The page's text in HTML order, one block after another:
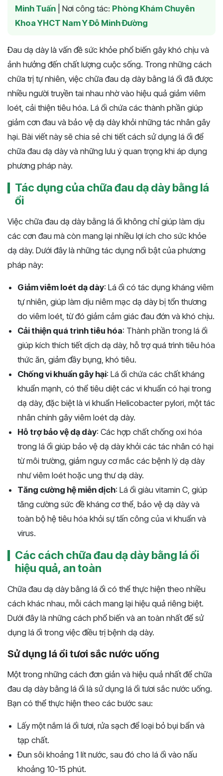
Minh Tuấn
Nơi công tác: Phòng Khám Chuyên
Khoa YHCT Nam Y Đỗ Minh Đường
Đau dạ dày là vấn đề sức khỏe phổ biến gây khó chịu và
ảnh hưởng đến chất lượng cuộc sống. Trong những cách
chữa trị tự nhiên, việc chữa đau dạ dày bằng lá ổi đã được
nhiều người truyền tai nhau nhờ vào hiệu quả giảm viêm
loét, cải thiện tiêu hóa. Lá ổi chứa các thành phần giúp
giảm cơn đau và bảo vệ dạ dày khỏi những tác nhân gây
hại. Bài viết này sẽ chia sẻ chi tiết cách sử dụng lá ổi để
chữa đau dạ dày và những lưu ý quan trọng khi áp dụng
phương pháp này.
Tác dụng của chữa đau dạ dày bằng lá
ổi
Việc chữa đau dạ dày bằng lá ổi không chỉ giúp làm dịu
các cơn đau mà còn mang lại nhiều lợi ích cho sức khỏe
dạ dày. Dưới đây là những tác dụng nổi bật của phương
pháp này:
Giảm viêm loét dạ dày: Lá ổi có tác dụng kháng viêm
tự nhiên, giúp làm dịu niêm mạc dạ dày bị tổn thương
do viêm loét, từ đó giảm cảm giác đau đớn và khó chịu.
Cải thiện quá trình tiêu hóa: Thành phần trong lá ổi
giúp kích thích tiết dịch dạ dày, hỗ trợ quá trình tiêu hóa
thức ăn, giảm đầy bụng, khó tiêu.
Chống vi khuẩn gây hại: Lá ổi chứa các chất kháng
khuẩn mạnh, có thể tiêu diệt các vi khuẩn có hại trong
dạ dày, đặc biệt là vi khuẩn Helicobacter pylori, một tác
nhân chính gây viêm loét dạ dày.
Hỗ trợ bảo vệ dạ dày: Các hợp chất chống oxi hóa
trong lá ổi giúp bảo vệ dạ dày khỏi các tác nhân có hại
từ môi trường, giảm nguy cơ mắc các bệnh lý dạ dày
như viêm loét hoặc ung thư dạ dày.
Tăng cường hệ miễn dịch: Lá ổi giàu vitamin C, giúp
tăng cường sức đề kháng cơ thể, bảo vệ dạ dày và
toàn bộ hệ tiêu hóa khỏi sự tấn công của vi khuẩn và
virus.
Các cách chữa đau dạ dày bằng lá ổi
hiệu quả, an toàn
Chữa đau dạ dày bằng lá ổi có thể thực hiện theo nhiều
cách khác nhau, mỗi cách mang lại hiệu quả riêng biệt.
Dưới đây là những cách phổ biến và an toàn nhất để sử
dụng lá ổi trong việc điều trị bệnh dạ dày.
Sử dụng lá ổi tươi sắc nước uống
Một trong những cách đơn giản và hiệu quả nhất để chữa
đau dạ dày bằng lá ổi là sử dụng lá ổi tươi sắc nước uống.
Bạn có thể thực hiện theo các bước sau:
Lấy một nắm lá ổi tươi, rửa sạch để loại bỏ bụi bẩn và
tạp chất.
Đun sôi khoảng 1 lít nước, sau đó cho lá ổi vào nấu
khoảng 10-15 phút.